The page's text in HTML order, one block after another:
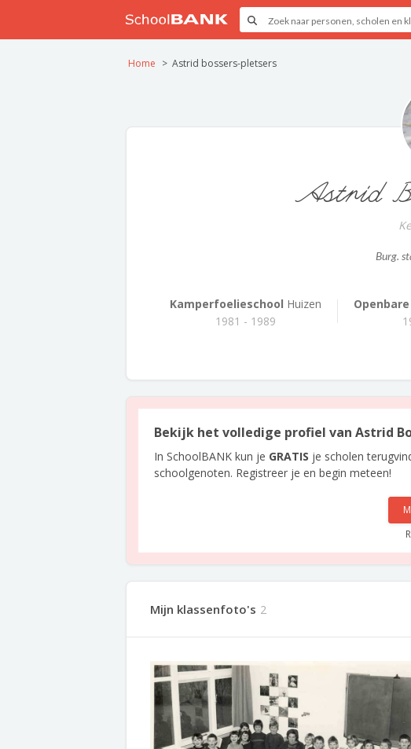
Home Astrid bossers-pletsers
Astrid
Burg.
Kamperfoelieschool Huizen
1981 - 1989
Bekijk het volledige profiel van Astrid
In SchoolBANK kun je GRATIS je scholen
schoolgenoten. Registreer je en begin meteen!
Mijn klassenfoto's 2